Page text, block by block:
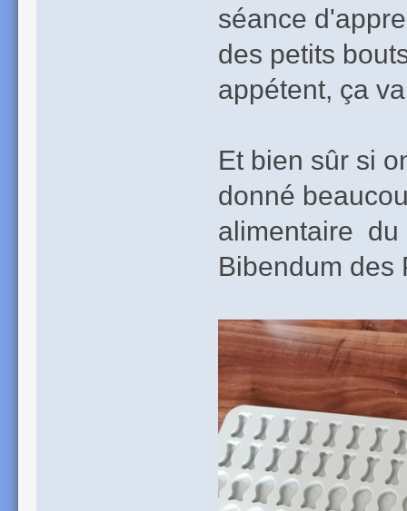
séance
des petits
appétent, ça
Et bien sûr si
donné
alimentaire du
Bibendum